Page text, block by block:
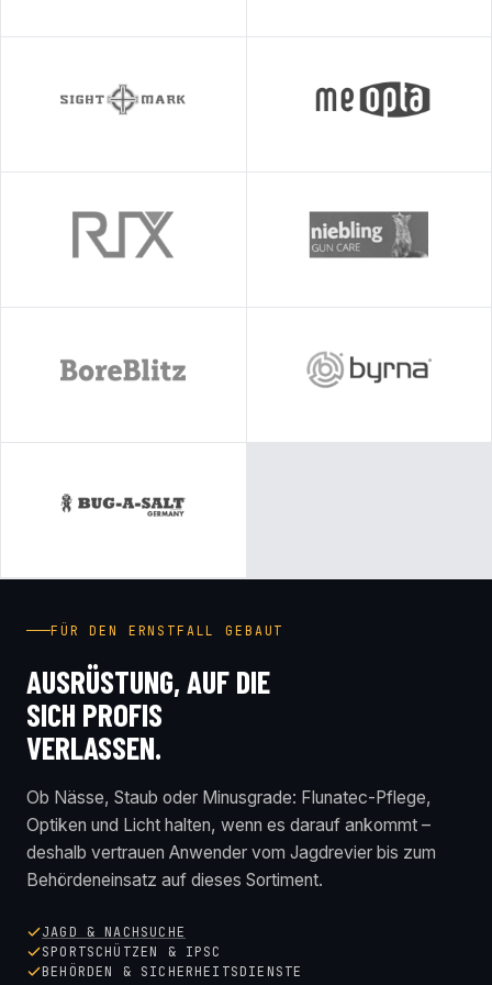
FÜR DEN ERNSTFALL GEBAUT
AUSRÜSTUNG, AUF DIE
SICH PROFIS
VERLASSEN.
Ob Nässe, Staub oder Minusgrade: Flunatec-Pflege,
Optiken und Licht halten, wenn es darauf ankommt –
deshalb vertrauen Anwender vom Jagdrevier bis zum
Behördeneinsatz auf dieses Sortiment.
JAGD & NACHSUCHE
SPORTSCHÜTZEN & IPSC
BEHÖRDEN & SICHERHEITSDIENSTE